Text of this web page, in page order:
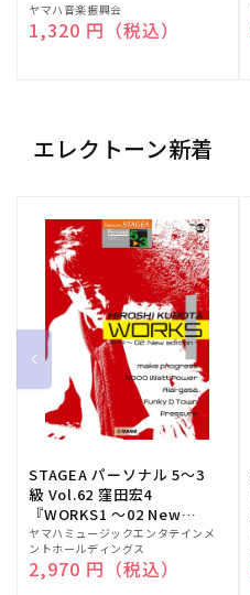
販
売
ヤマハ音楽振興会
通常価格
1,320 円（税込）
エレクトーン新着
STAGEA パーソナル 5～3
級 Vol.62 窪田宏4
『WORKS1 ～02 New
edition～』
販
売
元:
ヤマハミュージックエンタテインメ
ントホールディングス
通常価格
2,970 円（税込）